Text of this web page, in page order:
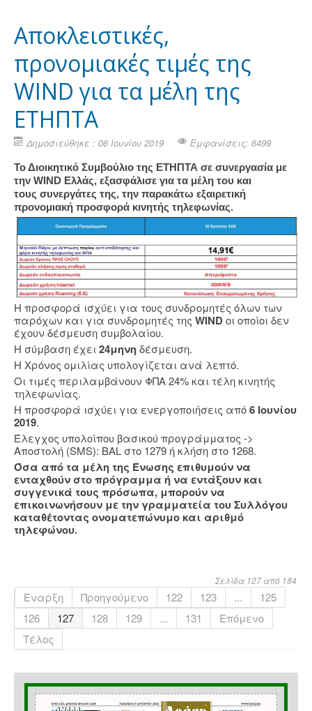
Αποκλειστικές,
προνομιακές τιμές της
WIND για τα μέλη της
ΕΤΗΠΤΑ
Δημοσιεύθηκε : 06 Ιουνίου 2019 Εμφανίσεις: 6499
Το Διοικητικό Συμβούλιο της ΕΤΗΠΤΑ σε συνεργασία με
την WIND Ελλάς, εξασφάλισε για τα μέλη του και
τους συνεργάτες της, την παρακάτω εξαιρετική
προνομιακή προσφορά κινητής τηλεφωνίας.
Η προσφορά ισχύει για τους συνδρομητές όλων των
παρόχων και για συνδρομητές της WINDοι οποίοι δεν
έχουν δέσμευση συμβολαίου.
Η σύμβαση έχει24μηνηδέσμευση.
Η Χρόνος ομιλίας υπολογίζεται ανά λεπτό.
Οι τιμές περιλαμβάνουν ΦΠΑ 24% και τέλη κινητής
τηλεφωνίας.
Η προσφορά ισχύει για ενεργοποιήσεις από6 Ιουνίου
2019.
Έλεγχος υπολοίπου βασικού προγράμματος ->
Αποστολή (SMS): BAL στο 1279 ή κλήση στο 1268.
Όσα από τα μέλη της Ένωσης επιθυμούν να
ενταχθούν στο πρόγραμμα ή να εντάξουν και
συγγενικά τους πρόσωπα, μπορούν να
επικοινωνήσουν με την γραμματεία του Συλλόγου
καταθέτοντας ονοματεπώνυμο και αριθμό
τηλεφώνου.
Σελίδα 127 από 184
Έναρξη Προηγούμενο 122 123 ...
125
126
127 128 129 ... 131
Επόμενο
Τέλος